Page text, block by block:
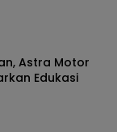
Astra Motor
Edukasi